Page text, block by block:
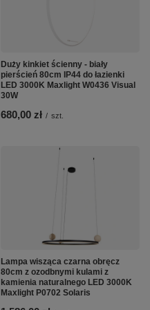
Duży kinkiet ścienny - biały
pierścień 80cm IP44 do łazienki
LED 3000K Maxlight W0436 Visual
30W
680,00 zł / szt.
Lampa wisząca czarna obręcz
80cm z ozodbnymi kulami z
kamienia naturalnego LED 3000K
Maxlight P0702 Solaris